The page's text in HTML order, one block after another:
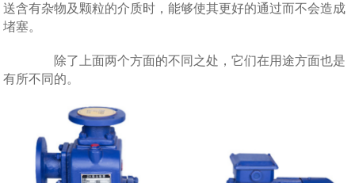
送含有杂物及颗粒的介质时，能够使其更好的通过而不会造成
堵塞。
除了上面两个方面的不同之处，它们在用途方面也是
有所不同的。